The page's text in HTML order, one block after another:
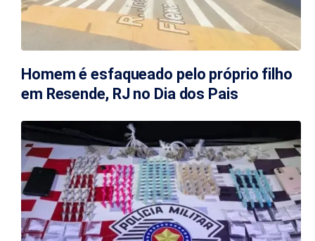
Homem é esfaqueado pelo próprio filho
em Resende, RJ no Dia dos Pais